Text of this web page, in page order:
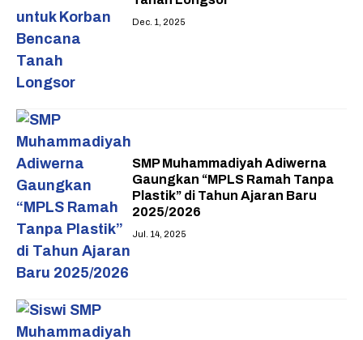
Dec. 1, 2025
SMP Muhammadiyah Adiwerna
Gaungkan “MPLS Ramah Tanpa
Plastik” di Tahun Ajaran Baru
2025/2026
Jul. 14, 2025